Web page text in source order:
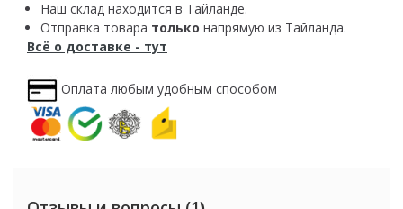
Наш склад находится в Тайланде.
Отправка товара только напрямую из Тайланда.
Всё о доставке - тут
Оплата любым удобным способом